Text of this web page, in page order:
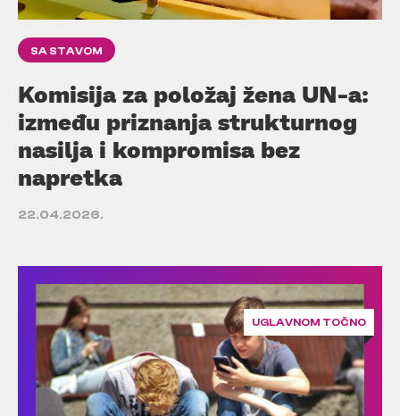
SA STAVOM
Komisija za položaj žena UN-a:
između priznanja strukturnog
nasilja i kompromisa bez
napretka
22.04.2026.
UGLAVNOM TOČNO